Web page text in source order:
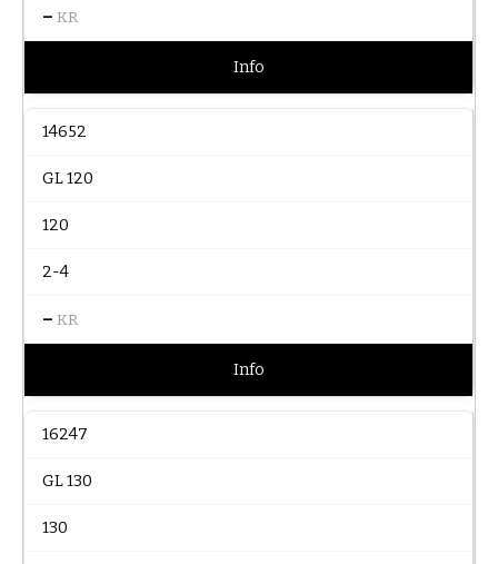
– KR
Info
14652
GL 120
120
2-4
– KR
Info
16247
GL 130
130